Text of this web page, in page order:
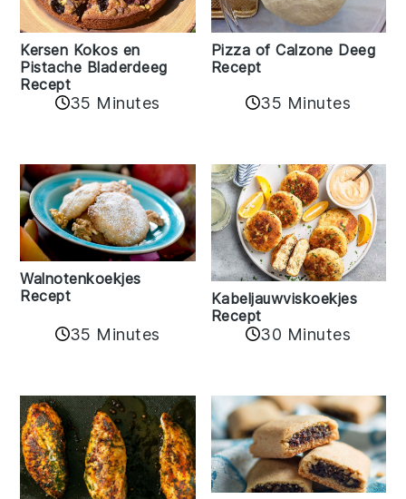
Kersen Kokos en
Pistache Bladerdeeg
Recept
35 Minutes
Pizza of Calzone Deeg
Recept
35 Minutes
Walnotenkoekjes
Recept
35 Minutes
Kabeljauwviskoekjes
Recept
30 Minutes